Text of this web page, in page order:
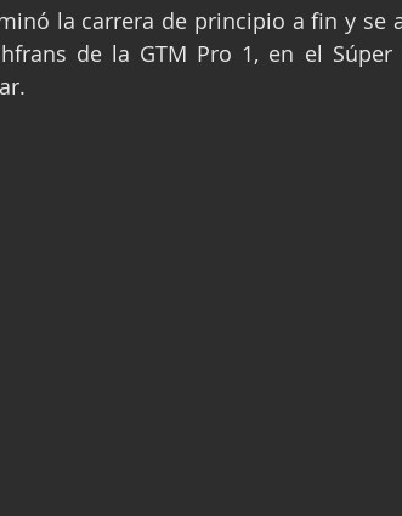
3 Nauticopa
la carrera de principio a fin y se
de la GTM Pro 1, en el Súper